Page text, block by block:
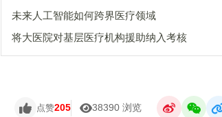
未来人工智能如何跨界医疗领域
将大医院对基层医疗机构援助纳入考核
点赞205 38390 浏览